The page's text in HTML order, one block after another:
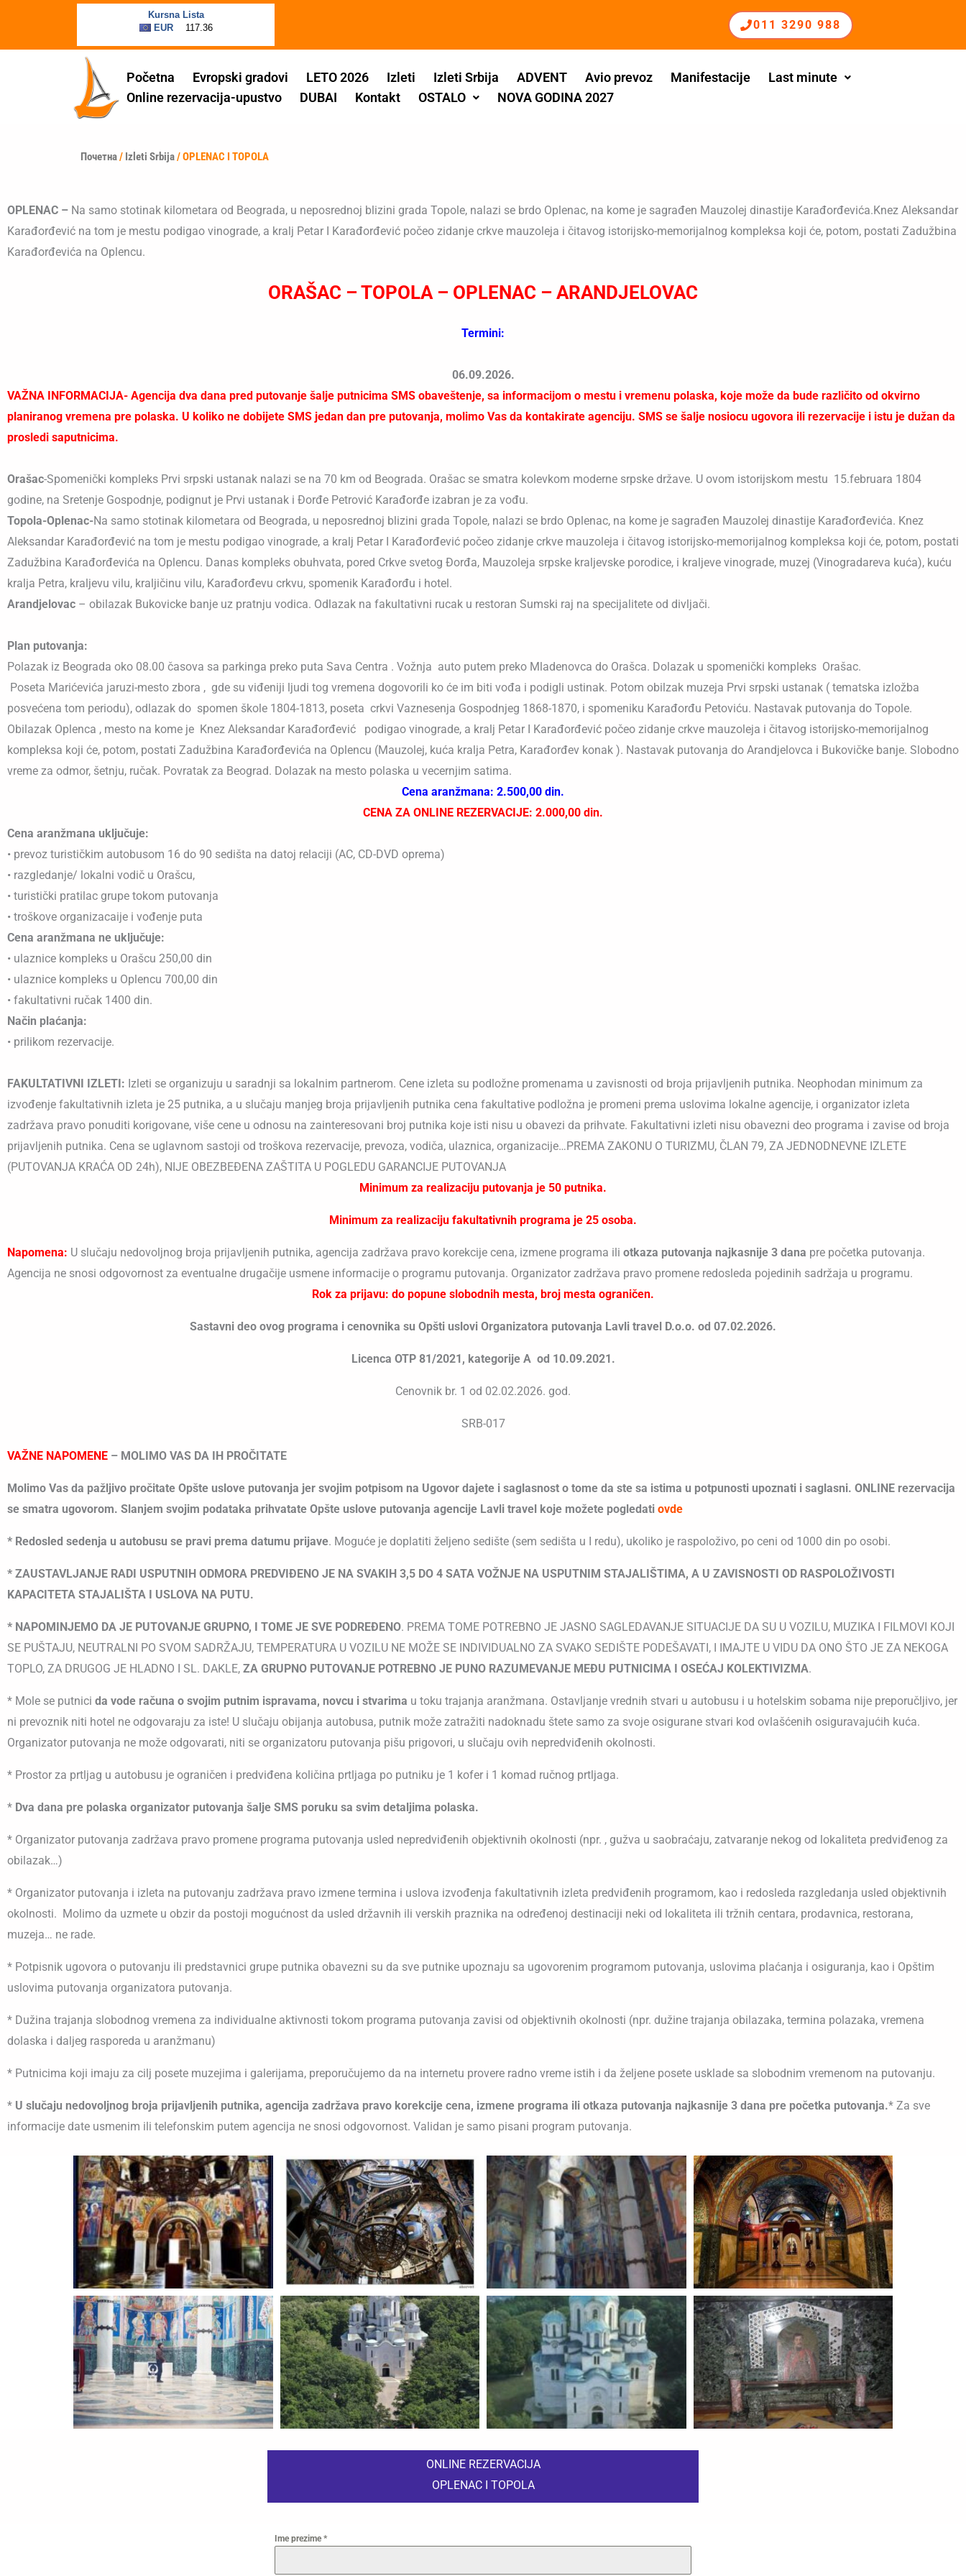
садржај
011 3290 988
Početna Evropski gradovi LETO 2026 Izleti Izleti Srbija ADVENT Avio prevoz Manifestacije
Last minute
Online rezervacija-upustvo
DUBAI Kontakt OSTALO NOVA GODINA 2027
Почетна/ Izleti Srbija/ OPLENAC I TOPOLA
OPLENAC – Na samo stotinak kilometara od Beograda, u neposrednoj blizini grada Topole, nalazi se brdo Oplenac, na kome je sagrađen Mauzolej dinastije Karađorđevića.Knez Aleksandar
Karađorđević na tom je mestu podigao vinograde, a kralj Petar I Karađorđević počeo zidanje crkve mauzoleja i čitavog istorijsko-memorijalnog kompleksa koji će, potom, postati Zadužbina
Karađorđevića na Oplencu.
ORAŠAC – TOPOLA – OPLENAC – ARANDJELOVAC
Termini:
06.09.2026.
VAŽNA INFORMACIJA- Agencija dva dana pred putovanje šalje putnicima SMS obaveštenje, sa informacijom o mestu i vremenu polaska, koje može da bude različito od okvirno
planiranog vremena pre polaska. U koliko ne dobijete SMS jedan dan pre putovanja, molimo Vas da kontakirate agenciju. SMS se šalje nosiocu ugovora ili rezervacije i istu je dužan da
prosledi saputnicima.
Orašac-Spomenički kompleks Prvi srpski ustanak nalazi se na 70 km od Beograda. Orašac se smatra kolevkom moderne srpske države. U ovom istorijskom mestu 15.februara 1804
godine, na Sretenje Gospodnje, podignut je Prvi ustanak i Đorđe Petrović Karađorđe izabran je za vođu.
Topola-Oplenac-Na samo stotinak kilometara od Beograda, u neposrednoj blizini grada Topole, nalazi se brdo Oplenac, na kome je sagrađen Mauzolej dinastije Karađorđevića. Knez
Aleksandar Karađorđević na tom je mestu podigao vinograde, a kralj Petar I Karađorđević počeo zidanje crkve mauzoleja i čitavog istorijsko-memorijalnog kompleksa koji će, potom, postati
Zadužbina Karađorđevića na Oplencu. Danas kompleks obuhvata, pored Crkve svetog Đorđa, Mauzoleja srpske kraljevske porodice, i kraljeve vinograde, muzej (Vinogradareva kuća), kuću
kralja Petra, kraljevu vilu, kraljičinu vilu, Karađorđevu crkvu, spomenik Karađorđu i hotel.
Arandjelovac – obilazak Bukovicke banje uz pratnju vodica. Odlazak na fakultativni rucak u restoran Sumski raj na specijalitete od divljači.
Plan putovanja:
Polazak iz Beograda oko 08.00 časova sa parkinga preko puta Sava Centra . Vožnja auto putem preko Mladenovca do Orašca. Dolazak u spomenički kompleks Orašac.
Poseta Marićevića jaruzi-mesto zbora , gde su viđeniji ljudi tog vremena dogovorili ko će im biti vođa i podigli ustinak. Potom obilzak muzeja Prvi srpski ustanak ( tematska izložba
posvećena tom periodu), odlazak do spomen škole 1804-1813, poseta crkvi Vaznesenja Gospodnjeg 1868-1870, i spomeniku Karađorđu Petoviću. Nastavak putovanja do Topole.
Obilazak Oplenca , mesto na kome je Knez Aleksandar Karađorđević podigao vinograde, a kralj Petar I Karađorđević počeo zidanje crkve mauzoleja i čitavog istorijsko-memorijalnog
kompleksa koji će, potom, postati Zadužbina Karađorđevića na Oplencu (Mauzolej, kuća kralja Petra, Karađorđev konak ). Nastavak putovanja do Arandjelovca i Bukovičke banje. Slobodno
vreme za odmor, šetnju, ručak. Povratak za Beograd. Dolazak na mesto polaska u vecernjim satima.
Cena aranžmana: 2.500,00 din.
CENA ZA ONLINE REZERVACIJE: 2.000,00 din.
Cena aranžmana uključuje:
• prevoz turističkim autobusom 16 do 90 sedišta na datoj relaciji (AC, CD-DVD oprema)
• razgledanje/ lokalni vodič u Orašcu,
• turistički pratilac grupe tokom putovanja
• troškove organizacaije i vođenje puta
Cena aranžmana ne uključuje:
• ulaznice kompleks u Orašcu 250,00 din
• ulaznice kompleks u Oplencu 700,00 din
• fakultativni ručak 1400 din.
Način plaćanja:
• prilikom rezervacije.
FAKULTATIVNI IZLETI: Izleti se organizuju u saradnji sa lokalnim partnerom. Cene izleta su podložne promenama u zavisnosti od broja prijavljenih putnika. Neophodan minimum za
izvođenje fakultativnih izleta je 25 putnika, a u slučaju manjeg broja prijavljenih putnika cena fakultative podložna je promeni prema uslovima lokalne agencije, i organizator izleta
zadržava pravo ponuditi korigovane, više cene u odnosu na zainteresovani broj putnika koje isti nisu u obavezi da prihvate. Fakultativni izleti nisu obavezni deo programa i zavise od broja
prijavljenih putnika. Cena se uglavnom sastoji od troškova rezervacije, prevoza, vodiča, ulaznica, organizacije…PREMA ZAKONU O TURIZMU, ČLAN 79, ZA JEDNODNEVNE IZLETE
(PUTOVANJA KRAĆA OD 24h), NIJE OBEZBEĐENA ZAŠTITA U POGLEDU GARANCIJE PUTOVANJA
Minimum za realizaciju putovanja je 50 putnika.
Minimum za realizaciju fakultativnih programa je 25 osoba.
Napomena: U slučaju nedovoljnog broja prijavljenih putnika, agencija zadržava pravo korekcije cena, izmene programa ili otkaza putovanja najkasnije 3 dana pre početka putovanja.
Agencija ne snosi odgovornost za eventualne drugačije usmene informacije o programu putovanja. Organizator zadržava pravo promene redosleda pojedinih sadržaja u programu.
Rok za prijavu: do popune slobodnih mesta, broj mesta ograničen.
Sastavni deo ovog programa i cenovnika su Opšti uslovi Organizatora putovanja Lavli travel D.o.o. od 07.02.2026.
Licenca OTP 81/2021, kategorije A od 10.09.2021.
Cenovnik br. 1 od 02.02.2026. god.
SRB-017
VAŽNE NAPOMENE – MOLIMO VAS DA IH PROČITATE
Molimo Vas da pažljivo pročitate Opšte uslove putovanja jer svojim potpisom na Ugovor dajete i saglasnost o tome da ste sa istima u potpunosti upoznati i saglasni. ONLINE rezervacija
se smatra ugovorom. Slanjem svojim podataka prihvatate Opšte uslove putovanja agencije Lavli travel koje možete pogledati ovde
* Redosled sedenja u autobusu se pravi prema datumu prijave. Moguće je doplatiti željeno sedište (sem sedišta u I redu), ukoliko je raspoloživo, po ceni od 1000 din po osobi.
* ZAUSTAVLJANJE RADI USPUTNIH ODMORA PREDVIĐENO JE NA SVAKIH 3,5 DO 4 SATA VOŽNJE NA USPUTNIM STAJALIŠTIMA, A U ZAVISNOSTI OD RASPOLOŽIVOSTI
KAPACITETA STAJALIŠTA I USLOVA NA PUTU.
* NAPOMINJEMO DA JE PUTOVANJE GRUPNO, I TOME JE SVE PODREĐENO. PREMA TOME POTREBNO JE JASNO SAGLEDAVANJE SITUACIJE DA SU U VOZILU, MUZIKA I FILMOVI KOJI
SE PUŠTAJU, NEUTRALNI PO SVOM SADRŽAJU, TEMPERATURA U VOZILU NE MOŽE SE INDIVIDUALNO ZA SVAKO SEDIŠTE PODEŠAVATI, I IMAJTE U VIDU DA ONO ŠTO JE ZA NEKOGA
TOPLO, ZA DRUGOG JE HLADNO I SL. DAKLE, ZA GRUPNO PUTOVANJE POTREBNO JE PUNO RAZUMEVANJE MEĐU PUTNICIMA I OSEĆAJ KOLEKTIVIZMA.
* Mole se putnici da vode računa o svojim putnim ispravama, novcu i stvarima u toku trajanja aranžmana. Ostavljanje vrednih stvari u autobusu i u hotelskim sobama nije preporučljivo, jer
ni prevoznik niti hotel ne odgovaraju za iste! U slučaju obijanja autobusa, putnik može zatražiti nadoknadu štete samo za svoje osigurane stvari kod ovlašćenih osiguravajućih kuća.
Organizator putovanja ne može odgovarati, niti se organizatoru putovanja pišu prigovori, u slučaju ovih nepredviđenih okolnosti.
* Prostor za prtljag u autobusu je ograničen i predviđena količina prtljaga po putniku je 1 kofer i 1 komad ručnog prtljaga.
* Dva dana pre polaska organizator putovanja šalje SMS poruku sa svim detaljima polaska.
* Organizator putovanja zadržava pravo promene programa putovanja usled nepredviđenih objektivnih okolnosti (npr. , gužva u saobraćaju, zatvaranje nekog od lokaliteta predviđenog za
obilazak…)
* Organizator putovanja i izleta na putovanju zadržava pravo izmene termina i uslova izvođenja fakultativnih izleta predviđenih programom, kao i redosleda razgledanja usled objektivnih
okolnosti. Molimo da uzmete u obzir da postoji mogućnost da usled državnih ili verskih praznika na određenoj destinaciji neki od lokaliteta ili tržnih centara, prodavnica, restorana,
muzeja… ne rade.
* Potpisnik ugovora o putovanju ili predstavnici grupe putnika obavezni su da sve putnike upoznaju sa ugovorenim programom putovanja, uslovima plaćanja i osiguranja, kao i Opštim
uslovima putovanja organizatora putovanja.
* Dužina trajanja slobodnog vremena za individualne aktivnosti tokom programa putovanja zavisi od objektivnih okolnosti (npr. dužine trajanja obilazaka, termina polazaka, vremena
dolaska i daljeg rasporeda u aranžmanu)
* Putnicima koji imaju za cilj posete muzejima i galerijama, preporučujemo da na internetu provere radno vreme istih i da željene posete usklade sa slobodnim vremenom na putovanju.
* U slučaju nedovoljnog broja prijavljenih putnika, agencija zadržava pravo korekcije cena, izmene programa ili otkaza putovanja najkasnije 3 dana pre početka putovanja.* Za sve
informacije date usmenim ili telefonskim putem agencija ne snosi odgovornost. Validan je samo pisani program putovanja.
ONLINE REZERVACIJA
OPLENAC I TOPOLA
Ime prezime*